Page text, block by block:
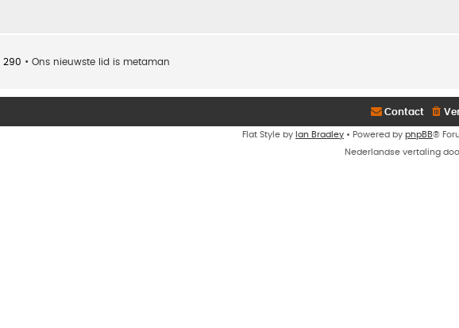
290 • Ons nieuwste lid is metaman
Contact
Flat Style by Ian Bradley • Powered by phpBB®
Nederlandse vertaling